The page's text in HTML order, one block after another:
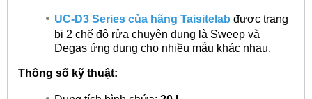
UC-D3 Series của hãng Taisitelab được trang
bị 2 chế độ rửa chuyên dụng là Sweep và
Degas ứng dụng cho nhiều mẫu khác nhau.
Thông số kỹ thuật: